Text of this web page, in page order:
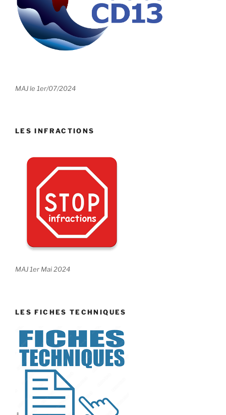
MAJ le 1er/07/2024
LES INFRACTIONS
MAJ 1er Mai 2024
LES FICHES TECHNIQUES